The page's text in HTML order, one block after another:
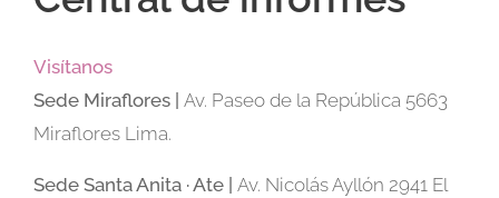
Visítanos
Sede Miraflores | Av. Paseo de la República 5663
Miraflores Lima.
Sede Santa Anita · Ate | Av. Nicolás Ayllón 2941 El